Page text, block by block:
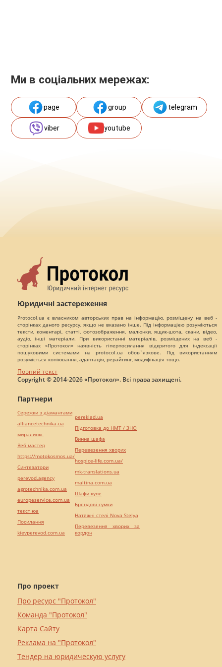
Ми в соціальних мережах:
page group telegram
viber youtube
Юридичні застереження
Protocol.ua є власником авторських прав на інформацію, розміщену на веб -
сторінках даного ресурсу, якщо не вказано інше. Під інформацією розуміються
тексти, коментарі, статті, фотозображення, малюнки, ящик-шота, скани, відео,
аудіо, інші матеріали. При використанні матеріалів, розміщених на веб -
сторінках «Протокол» наявність гіперпосилання відкритого для індексації
пошуковими системами на protocol.ua обов`язкове. Під використанням
розуміється копіювання, адаптація, рерайтинг, модифікація тощо.
Повний текст
Copyright © 2014-2026 «Протокол». Всі права захищені.
Про проект
Про ресурс "Протокол"
Команда "Протокол"
Карта Сайту
Реклама на "Протокол"
Тендер на юридическую услугу
Партнери
Сережки з діамантами
alliancetechnika.ua
миралинкс
Веб мастер
https://motokosmos.ua/
Синтезатори
perevod.agency
agrotechnika.com.ua
europeservice.com.ua
текст юа
Посилання
kievperevod.com.ua
pereklad.ua
Підготовка до НМТ / ЗНО
Винна шафа
Перевезення хворих
hospice-life.com.ua/
mk-translations.ua
maltina.com.ua
Шафи купе
Брендові сумки
Натяжні стелі Nova Stelya
Перевезення хворих за
кордон